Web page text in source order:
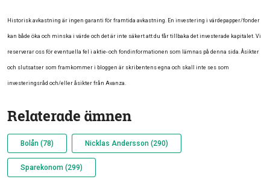
Historisk avkastning är ingen garanti för framtida avkastning. En investering i värdepapper/fonder
kan både öka och minska i värde och det är inte säkert att du får tillbaka det investerade kapitalet. Vi
reserverar oss för eventuella fel i aktie- och fondinformationen som lämnas på denna sida. Åsikter
och slutsatser som framkommer i bloggen är skribentens egna och skall inte ses som
investeringsråd och/eller åsikter från Avanza.
Relaterade ämnen
Bolån (78) Nicklas Andersson (290)
Sparekonom (299)